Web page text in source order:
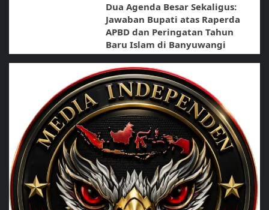
Dua Agenda Besar Sekaligus:
Jawaban Bupati atas Raperda
APBD dan Peringatan Tahun
Baru Islam di Banyuwangi